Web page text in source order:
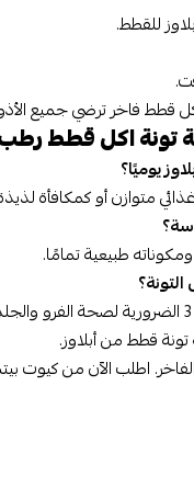
للقطط.
قطط فاخر ترضي جميع
اكل قطط رطب
متوازن أو كمكافأة
طبيعية تمامًا.
قطط من أبلاوز.
اطلب الآن من كيوت